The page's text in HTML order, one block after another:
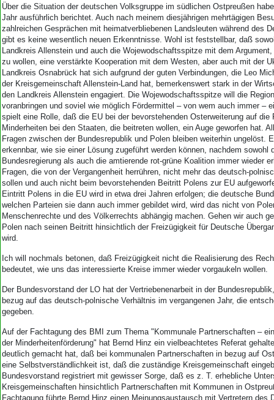
Über die Situation der deutschen Volksgruppe im südlichen Ostpreußen
Jahr ausführlich berichtet. Auch nach meinem diesjährigen mehrtägigen
zahlreichen Gesprächen mit heimatverbliebenen Landsleuten während des
gibt es keine wesentlich neuen Erkenntnisse. Wohl ist feststellbar, daß
Landkreis Allenstein und auch die Wojewodschaftsspitze mit dem
zu wollen, eine verstärkte Kooperation mit dem Westen, aber auch mit der
Landkreis Osnabrück hat sich aufgrund der guten Verbindungen, die Leo
der Kreisgemeinschaft Allenstein-Land hat, bemerkenswert stark in der
den Landkreis Allenstein engagiert. Die Wojewodschaftsspitze will die
voranbringen und soviel wie möglich Fördermittel – von wem auch immer –
spielt eine Rolle, daß die EU bei der bevorstehenden Osterweiterung auf die
Minderheiten bei den Staaten, die beitreten wollen, ein Auge geworfen hat.
Fragen zwischen der Bundesrepublik und Polen bleiben weiterhin ungelöst.
erkennbar, wie sie einer Lösung zugeführt werden können, nachdem sowohl
Bundesregierung als auch die amtierende rot-grüne Koalition immer wieder
Fragen, die von der Vergangenheit herrühren, nicht mehr das deutsch-
sollen und auch nicht beim bevorstehenden Beitritt Polens zur EU
Eintritt Polens in die EU wird in etwa drei Jahren erfolgen; die deutsche
welchen Parteien sie dann auch immer gebildet wird, wird das nicht von
Menschenrechte und des Völkerrechts abhängig machen. Gehen wir auch
Polen nach seinen Beitritt hinsichtlich der Freizügigkeit für Deutsche
wird.
Ich will nochmals betonen, daß Freizügigkeit nicht die Realisierung des
bedeutet, wie uns das interessierte Kreise immer wieder vorgaukeln wollen.
Der Bundesvorstand der LO hat der Vertriebenenarbeit in der
bezug auf das deutsch-polnische Verhältnis im vergangenen Jahr, die
gegeben.
Auf der Fachtagung des BMI zum Thema "Kommunale Partnerschaften –
der Minderheitenförderung" hat Bernd Hinz ein vielbeachtetes Referat
deutlich gemacht hat, daß bei kommunalen Partnerschaften in bezug auf
eine Selbstverständlichkeit ist, daß die zuständige Kreisgemeinschaft
Bundesvorstand registriert mit gewisser Sorge, daß es z. T. erhebliche
Kreisgemeinschaften hinsichtlich Partnerschaften mit Kommunen in
Fachtagung führte Bernd Hinz einen Meinungsaustausch mit Vertretern des